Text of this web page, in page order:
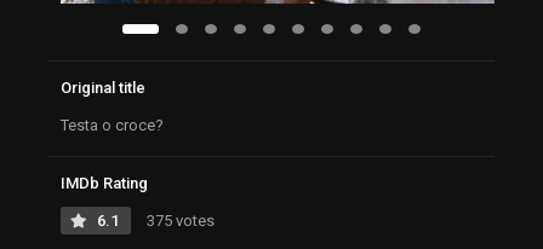
Original title
Testa o croce?
IMDb Rating
6.1 375 votes